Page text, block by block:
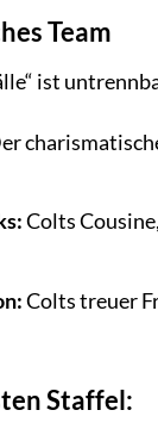
Team
ist
Colts
Colts treuer
Staffel: